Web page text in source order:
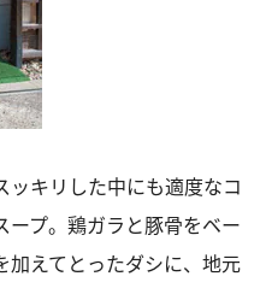
キリした中にも適度なコ
ープ。鶏ガラと豚骨をベー
加えてとったダシに、地元